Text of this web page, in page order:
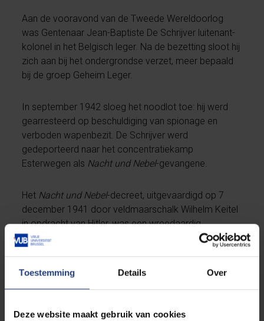
Toestemming Details Over
Deze website maakt gebruik van cookies
Aan de vooravond van de Tweede Wereldoorlog
was Gentenaar Jean-Baptiste De Schrijver luitenant-
kolonel in het Belgisch leger. Na de bezetting sloot hij
zich aan bij het ondergrondse verzet, meer bepaald
bij de groep Geheim Leger.
In september 1942 sloeg het noodlot toe: hij werd
gearresteerd op beschuldiging van spionage en
verboden wapenbezit. De Schrijver werd
gedeporteerd naar het concentratiekamp
Esterwegen als Nacht und Nebel-gevangene.
Het Nacht und Nebel-decreet, uitgevaardigd op 7
december 1941 door veldmaarschalk Wilhelm Keitel
in opdracht van Hitler, was een wreedaardig
antwoord op de toenemende verzetsactiviteiten in
bezet Europa. Duizenden verzetsmensen verdwenen
en vrienden bleven achter in totale onzekerheid.